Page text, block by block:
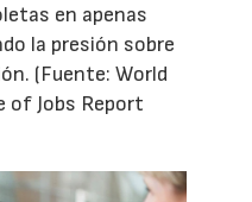
en apenas
la presión sobre
(Fuente: World
of Jobs Report